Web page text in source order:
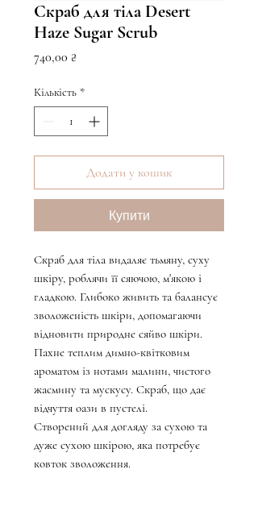
Скраб для тіла Desert
Haze Sugar Scrub
740,00 ₴
Кількість *
Додати у кошик
Купити
Скраб для тіла видаляє тьмяну, суху
шкіру, роблячи її сяючою, м'якою і
гладкою. Глибоко живить та балансує
зволоженість шкіри, допомагаючи
відновити природне сяйво шкіри.
Пахне теплим димно-квітковим
ароматом із нотами малини, чистого
жасмину та мускусу. Скраб, що дає
відчуття оази в пустелі.
Створений для догляду за сухою та
дуже сухою шкірою, яка потребує
ковток зволоження.